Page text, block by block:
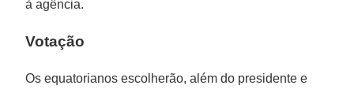
à agência.
Votação
Os equatorianos escolherão, além do presidente e